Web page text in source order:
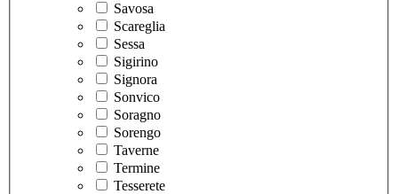
Savosa
Scareglia
Sessa
Sigirino
Signora
Sonvico
Soragno
Sorengo
Taverne
Termine
Tesserete